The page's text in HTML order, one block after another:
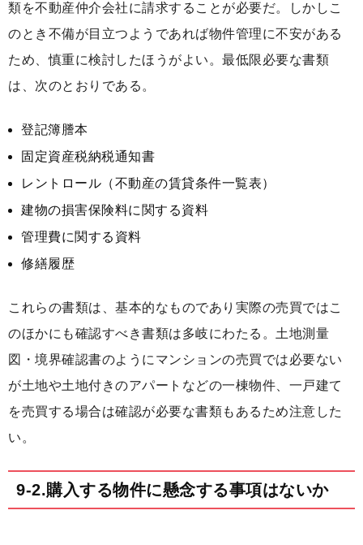
類を不動産仲介会社に請求することが必要だ。しかしこ
のとき不備が目立つようであれば物件管理に不安がある
ため、慎重に検討したほうがよい。最低限必要な書類
は、次のとおりである。
登記簿謄本
固定資産税納税通知書
レントロール（不動産の賃貸条件一覧表）
建物の損害保険料に関する資料
管理費に関する資料
修繕履歴
これらの書類は、基本的なものであり実際の売買ではこ
のほかにも確認すべき書類は多岐にわたる。土地測量
図・境界確認書のようにマンションの売買では必要ない
が土地や土地付きのアパートなどの一棟物件、一戸建て
を売買する場合は確認が必要な書類もあるため注意した
い。
9-2.購入する物件に懸念する事項はないか